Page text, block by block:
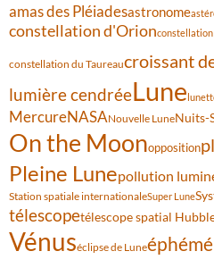
amas des Pléiadesastronome
constellation d'Orionconstellation
constellation du Taureaucroissant
lumière cendréeLune
MercureNASANouvelle LuneNuits-
On the Moonopposition
Pleine Lunepollution
Station spatiale internationaleSuper Lune
télescopetélescope spatial
Vénuséclipse de Lune